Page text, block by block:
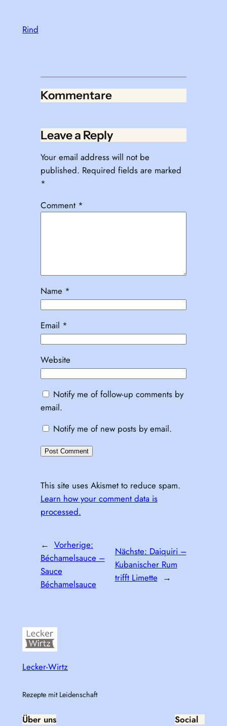
Rind
Kommentare
Leave a Reply
Your email address will not be
published. Required fields are marked
*
Comment *
Name *
Email *
Website
Notify me of follow-up comments by
email.
Notify me of new posts by email.
This site uses Akismet to reduce spam.
Learn how your comment data is
processed.
← Vorherige:
Béchamelsauce –
Sauce
Béchamelsauce
Nächste: Daiquiri –
Kubanischer Rum
trifft Limette →
Lecker-Wirtz
Rezepte mit Leidenschaft
Über uns Social